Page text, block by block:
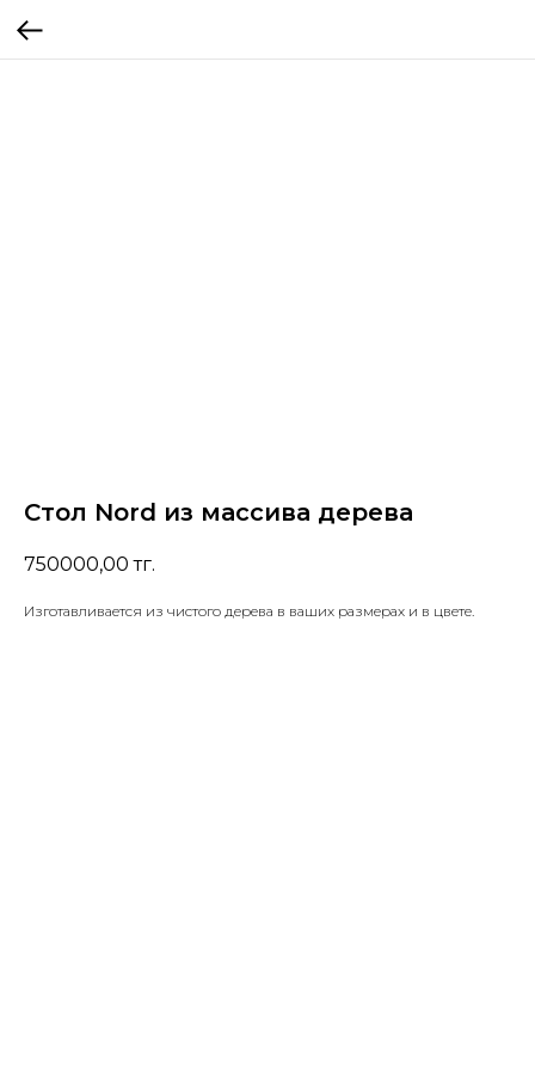
Стол Nord из массива дерева
750000,00 тг.
Изготавливается из чистого дерева в ваших размерах и в цвете.